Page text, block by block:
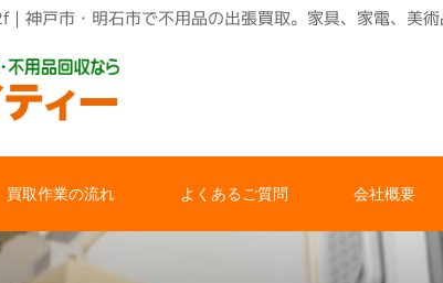
神戸市・明石市で不用品の出張買取。家具、家電、美術
買取作業の流れ よくあるご質問 会社概要